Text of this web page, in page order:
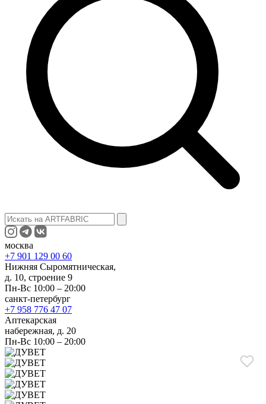
москва
+7 901 129 00 60
Нижняя Сыромятническая,
д. 10, строение 9
Пн-Вс 10:00 – 20:00
санкт-петербург
+7 958 776 47 07
Аптекарская
набережная, д. 20
Пн-Вс 10:00 – 20:00